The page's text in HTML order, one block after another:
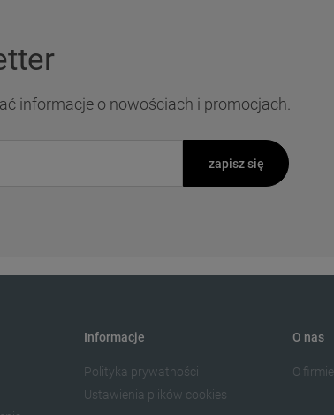
informacje o nowościach i promocjach.
zapisz się
Informacje
Polityka prywatności
Ustawienia plików cookies
O nas
O firmie